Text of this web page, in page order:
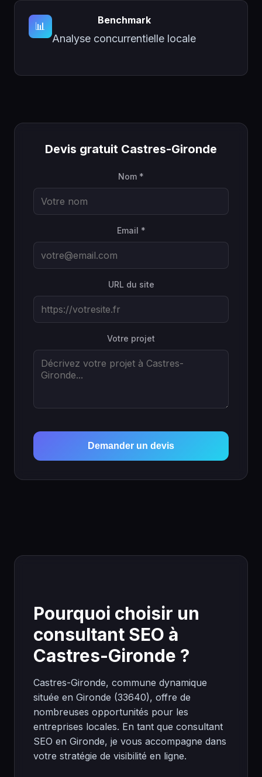
📊 Benchmark
Analyse concurrentielle locale
Devis gratuit Castres-Gironde
Nom *
Email *
URL du site
Votre projet
Demander un devis
Pourquoi choisir un
consultant SEO à
Castres-Gironde ?
Castres-Gironde, commune dynamique
située en Gironde (33640), offre de
nombreuses opportunités pour les
entreprises locales. En tant que consultant
SEO en Gironde, je vous accompagne dans
votre stratégie de visibilité en ligne.